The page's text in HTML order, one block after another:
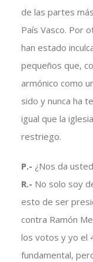
de las partes
País Vasco. Por
han estado
pequeños que,
armónico como
sido y nunca ha
igual que la
restriego.
P.- ¿Nos da
R.- No solo soy
esto de ser
contra Ramón
los votos y yo el
fundamental,